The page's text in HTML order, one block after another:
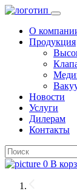
О
Продукция
Новости
Услуги
Дилерам
Контакты
0 В